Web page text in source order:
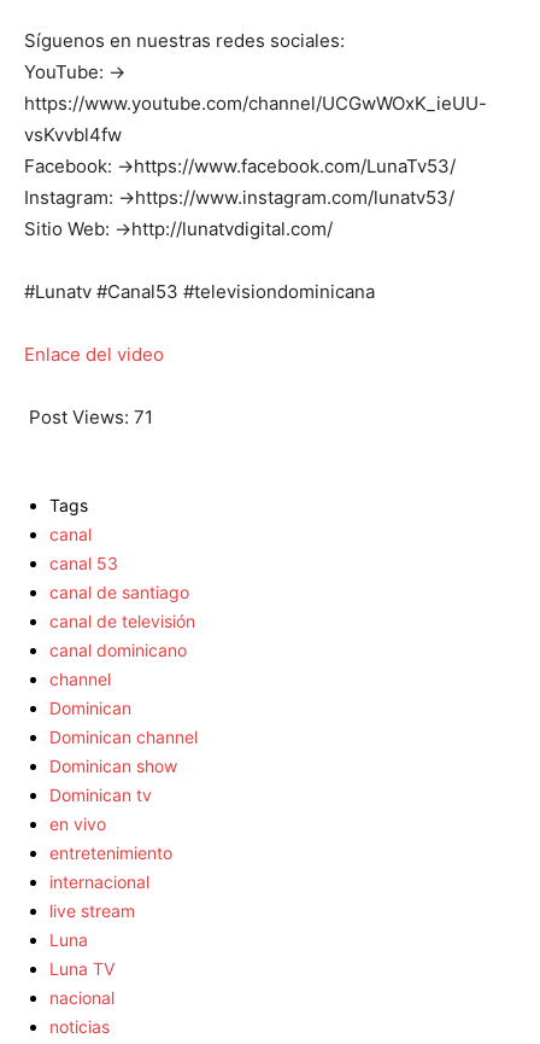
Síguenos en nuestras redes sociales:
YouTube: →
https://www.youtube.com/channel/UCGwWOxK_ieUU-
vsKvvbl4fw
Facebook: →https://www.facebook.com/LunaTv53/
Instagram: →https://www.instagram.com/lunatv53/
Sitio Web: →http://lunatvdigital.com/
#Lunatv #Canal53 #televisiondominicana
Enlace del video
Post Views: 71
Tags
canal
canal 53
canal de santiago
canal de televisión
canal dominicano
channel
Dominican
Dominican channel
Dominican show
Dominican tv
en vivo
entretenimiento
internacional
live stream
Luna
Luna TV
nacional
noticias